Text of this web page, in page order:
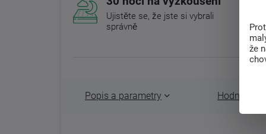
Ujistěte se, že jste si vybrali
správně
Popis a parametry Hodnocení
že